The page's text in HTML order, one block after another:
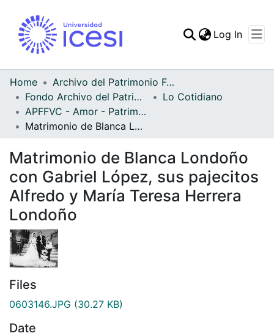
Statistics
Log In
Home
Archivo del Patrimonio Fotográfico y Fílmico del Valle del Cauca
Fondo Archivo del Patrimonio Fotográfico y Fílmico del Valle del Cauca
Lo Cotidiano
APFFVC - Amor - Patrimonial
Matrimonio de Blanca Londoño con Gabriel López, sus pajecitos Alfredo y María Teresa Herrera Londoño
Matrimonio de Blanca Londoño
con Gabriel López, sus pajecitos
Alfredo y María Teresa Herrera
Londoño
Files
0603146.JPG (30.27 KB)
Date